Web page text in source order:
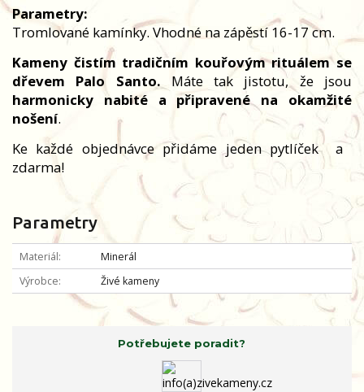
Parametry:
Tromlované kamínky. Vhodné na zápěstí 16-17 cm.
Kameny čistím tradičním kouřovým rituálem se
dřevem Palo Santo. Máte tak jistotu, že jsou
harmonicky nabité a připravené na okamžité
nošení.
Ke každé objednávce přidáme jeden pytlíček
a
zdarma!
Parametry
Materiál
Minerál
Výrobce
Živé kameny
Potřebujete poradit?